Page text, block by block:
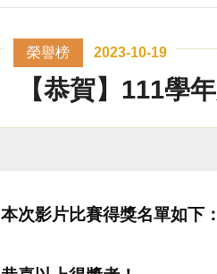
榮譽榜 2023-10-19
【恭賀】111學
本次影片比賽得獎名單如下：